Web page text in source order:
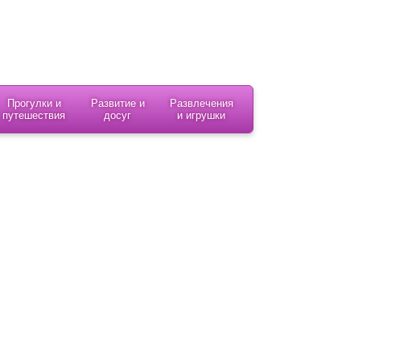
Прогулки и
путешествия
Развитие и
досуг
Развлечения
и игрушки